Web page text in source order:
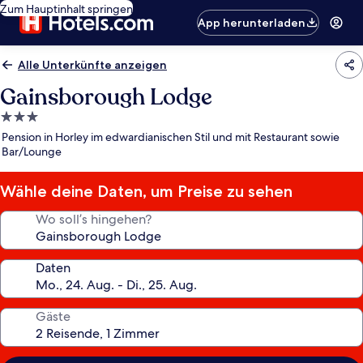
Zum Hauptinhalt springen
App herunterladen
Alle Unterkünfte anzeigen
Gainsborough Lodge
3.0-
Sterne-
Unterkunft
Pension in Horley im edwardianischen Stil und mit Restaurant sowie
Bar/Lounge
Wähle deine Daten, um Preise zu sehen
Wo soll’s hingehen?
Daten
Gäste